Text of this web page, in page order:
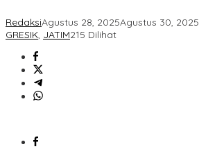
RedaksiAgustus 28, 2025Agustus 30, 2025
GRESIK, JATIM215 Dilihat